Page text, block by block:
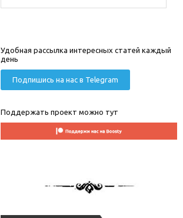
Удобная рассылка интересных статей каждый
день
Подпишись на нас в Telegram
Поддержать проект можно тут